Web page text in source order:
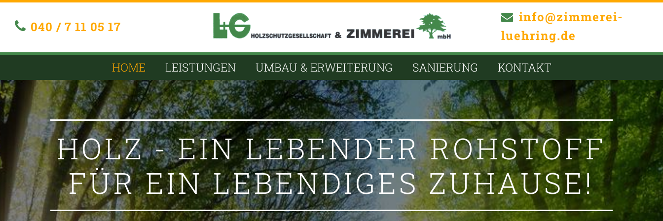
Zum Inhalt springen
 040 / 7 11 05 17
 info@zimmerei-
luehring.de
HOME LEISTUNGEN UMBAU & ERWEITERUNG SANIERUNG KONTAKT
HOLZ - EIN LEBENDER ROHSTOFF
FÜR EIN LEBENDIGES ZUHAUSE!